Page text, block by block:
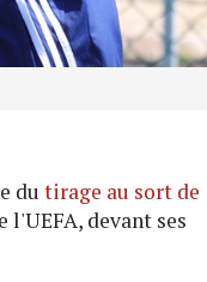
du tirage au sort de
l'UEFA, devant ses